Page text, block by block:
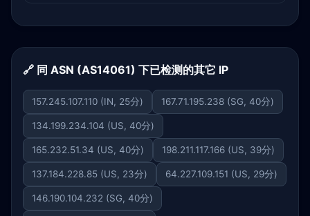
🔗 同 ASN (AS14061) 下已检测的其它 IP
157.245.107.110 (IN, 25分) 167.71.195.238 (SG, 40分)
134.199.234.104 (US, 40分)
165.232.51.34 (US, 40分) 198.211.117.166 (US, 39分)
137.184.228.85 (US, 23分) 64.227.109.151 (US, 29分)
146.190.104.232 (SG, 40分)